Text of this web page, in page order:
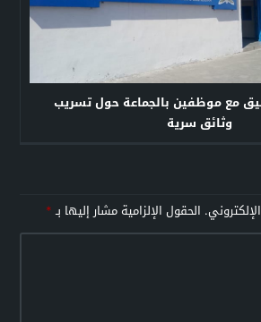
مع موظفين بالجماعة حول تسريب
وثائق سرية
الحقول الإلزامية مشار إليها بـ*